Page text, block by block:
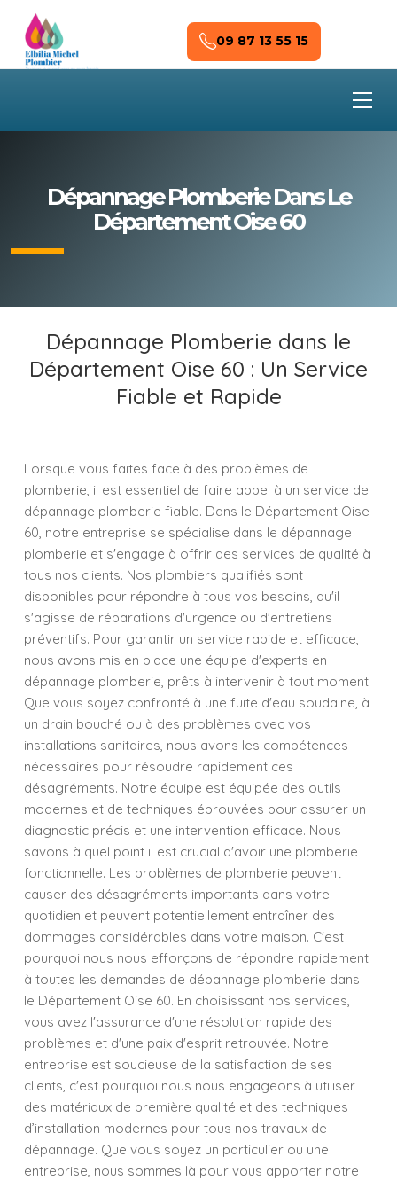
Skip to main content
09 87 13 55 15
Dépannage Plomberie Dans Le
Département Oise 60
Dépannage Plomberie dans le
Département Oise 60 : Un Service
Fiable et Rapide
Lorsque vous faites face à des problèmes de
plomberie, il est essentiel de faire appel à un service de
dépannage plomberie fiable. Dans le Département Oise
60, notre entreprise se spécialise dans le dépannage
plomberie et s'engage à offrir des services de qualité à
tous nos clients. Nos plombiers qualifiés sont
disponibles pour répondre à tous vos besoins, qu'il
s'agisse de réparations d'urgence ou d'entretiens
préventifs. Pour garantir un service rapide et efficace,
nous avons mis en place une équipe d'experts en
dépannage plomberie, prêts à intervenir à tout moment.
Que vous soyez confronté à une fuite d'eau soudaine, à
un drain bouché ou à des problèmes avec vos
installations sanitaires, nous avons les compétences
nécessaires pour résoudre rapidement ces
désagréments. Notre équipe est équipée des outils
modernes et de techniques éprouvées pour assurer un
diagnostic précis et une intervention efficace. Nous
savons à quel point il est crucial d'avoir une plomberie
fonctionnelle. Les problèmes de plomberie peuvent
causer des désagréments importants dans votre
quotidien et peuvent potentiellement entraîner des
dommages considérables dans votre maison. C'est
pourquoi nous nous efforçons de répondre rapidement
à toutes les demandes de dépannage plomberie dans
le Département Oise 60. En choisissant nos services,
vous avez l'assurance d'une résolution rapide des
problèmes et d'une paix d'esprit retrouvée. Notre
entreprise est soucieuse de la satisfaction de ses
clients, c'est pourquoi nous nous engageons à utiliser
des matériaux de première qualité et des techniques
d’installation modernes pour tous nos travaux de
dépannage. Que vous soyez un particulier ou une
entreprise, nous sommes là pour vous apporter notre